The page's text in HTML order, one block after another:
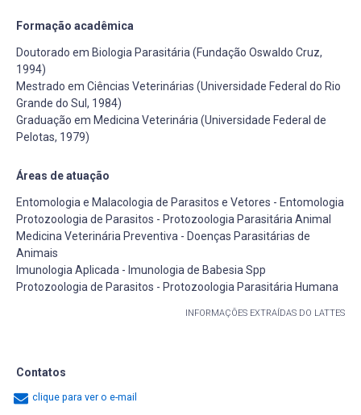
Formação acadêmica
Doutorado em Biologia Parasitária (Fundação Oswaldo Cruz,
1994)
Mestrado em Ciências Veterinárias (Universidade Federal do Rio
Grande do Sul, 1984)
Graduação em Medicina Veterinária (Universidade Federal de
Pelotas, 1979)
Áreas de atuação
Entomologia e Malacologia de Parasitos e Vetores - Entomologia
Protozoologia de Parasitos - Protozoologia Parasitária Animal
Medicina Veterinária Preventiva - Doenças Parasitárias de
Animais
Imunologia Aplicada - Imunologia de Babesia Spp
Protozoologia de Parasitos - Protozoologia Parasitária Humana
INFORMAÇÕES EXTRAÍDAS DO LATTES
Contatos
clique para ver o e-mail